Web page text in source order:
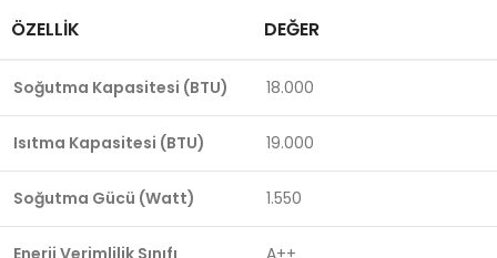
ÖZELLIK DEĞER
Soğutma Kapasitesi (BTU) 18.000
Isıtma Kapasitesi (BTU) 19.000
Soğutma Gücü (Watt) 1.550
Enerji Verimlilik Sınıfı A++